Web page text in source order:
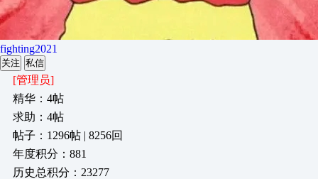
fighting2021
关注 私信
[管理员]
精华：4帖
求助：4帖
帖子：1296帖 | 8256回
年度积分：881
历史总积分：23277